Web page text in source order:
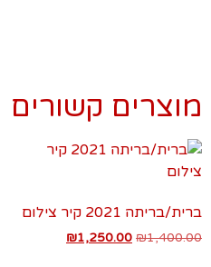
מוצרים קשורים
ברית/בריתה 2021 קיר צילום
₪1,400.00
₪1,250.00